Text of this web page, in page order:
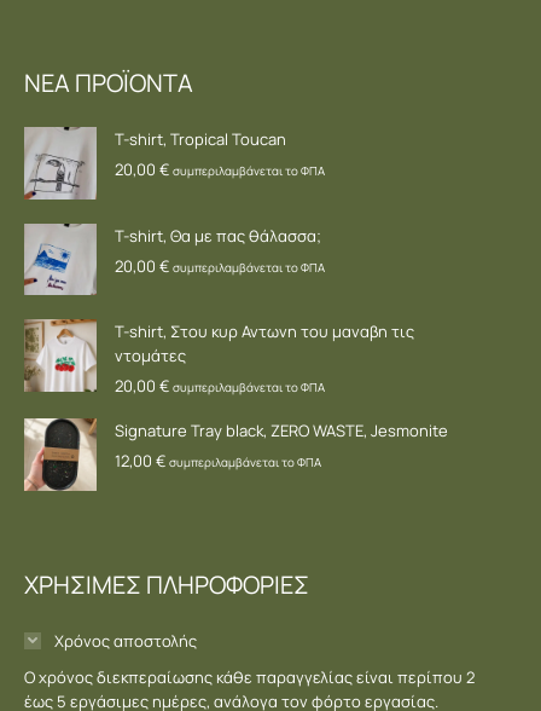
ΝΕΑ ΠΡΟΪΟΝΤΑ
T-shirt, Tropical Toucan
20,00 € συμπεριλαμβάνεται το ΦΠΑ
T-shirt, Θα με πας θάλασσα;
20,00 € συμπεριλαμβάνεται το ΦΠΑ
T-shirt, Στου κυρ Αντωνη του μαναβη τις
ντομάτες
20,00 € συμπεριλαμβάνεται το ΦΠΑ
Signature Tray black, ZERO WASTE, Jesmonite
12,00 € συμπεριλαμβάνεται το ΦΠΑ
ΧΡΗΣΙΜΕΣ ΠΛΗΡΟΦΟΡΙΕΣ
Χρόνος αποστολής
Ο χρόνος διεκπεραίωσης κάθε παραγγελίας είναι περίπου 2
έως 5 εργάσιμες ημέρες, ανάλογα τον φόρτο εργασίας.